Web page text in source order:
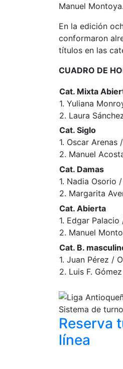
Manuel Montoya.
En la edición
conformaron
títulos en las
CUADRO DE
Cat. Mixta
1. Yuliana
2. Laura
Cat. Siglo
1. Oscar Arenas
2. Manuel
Cat. Damas
1. Nadia Osorio
2. Margarita
Cat. Abierta
1. Edgar
2. Manuel
Cat. B.
1. Juan Pérez /
2. Luis F.
Reserva
línea